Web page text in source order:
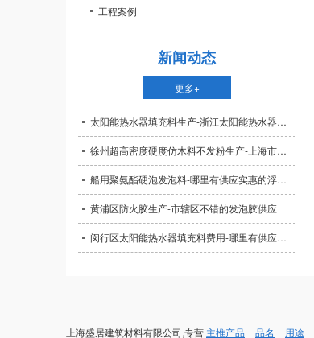
- 聚氨酯发泡剂
- 聚氨酯发泡料
- 聚氨酯AB料
- 聚氨酯组合料
- 聚氨酯硬泡
- 聚氨酯软泡
- 防火胶
- 门窗安装填缝
- 冰箱冰柜冷库
- 外墙保温、墙
- 螺帽螺栓罩杯填充
- 仿木料
- 水箱填充
工程案例
新闻动态
更多+
太阳能热水器填充料生产-浙江太阳能热水器填充料厂家
徐州超高密度硬度仿木料不发粉生产-上海市材质好的超高密度硬度仿木料不发粉推荐
船用聚氨酯硬泡发泡料-哪里有供应实惠的浮桶浮漂游艇填充
黄浦区防火胶生产-市辖区不错的发泡胶供应
闵行区太阳能热水器填充料费用-哪里有供应质量好的太阳能热水器填充料
上海盛居建筑材料有限公司,专营 主推产品 品名 用途